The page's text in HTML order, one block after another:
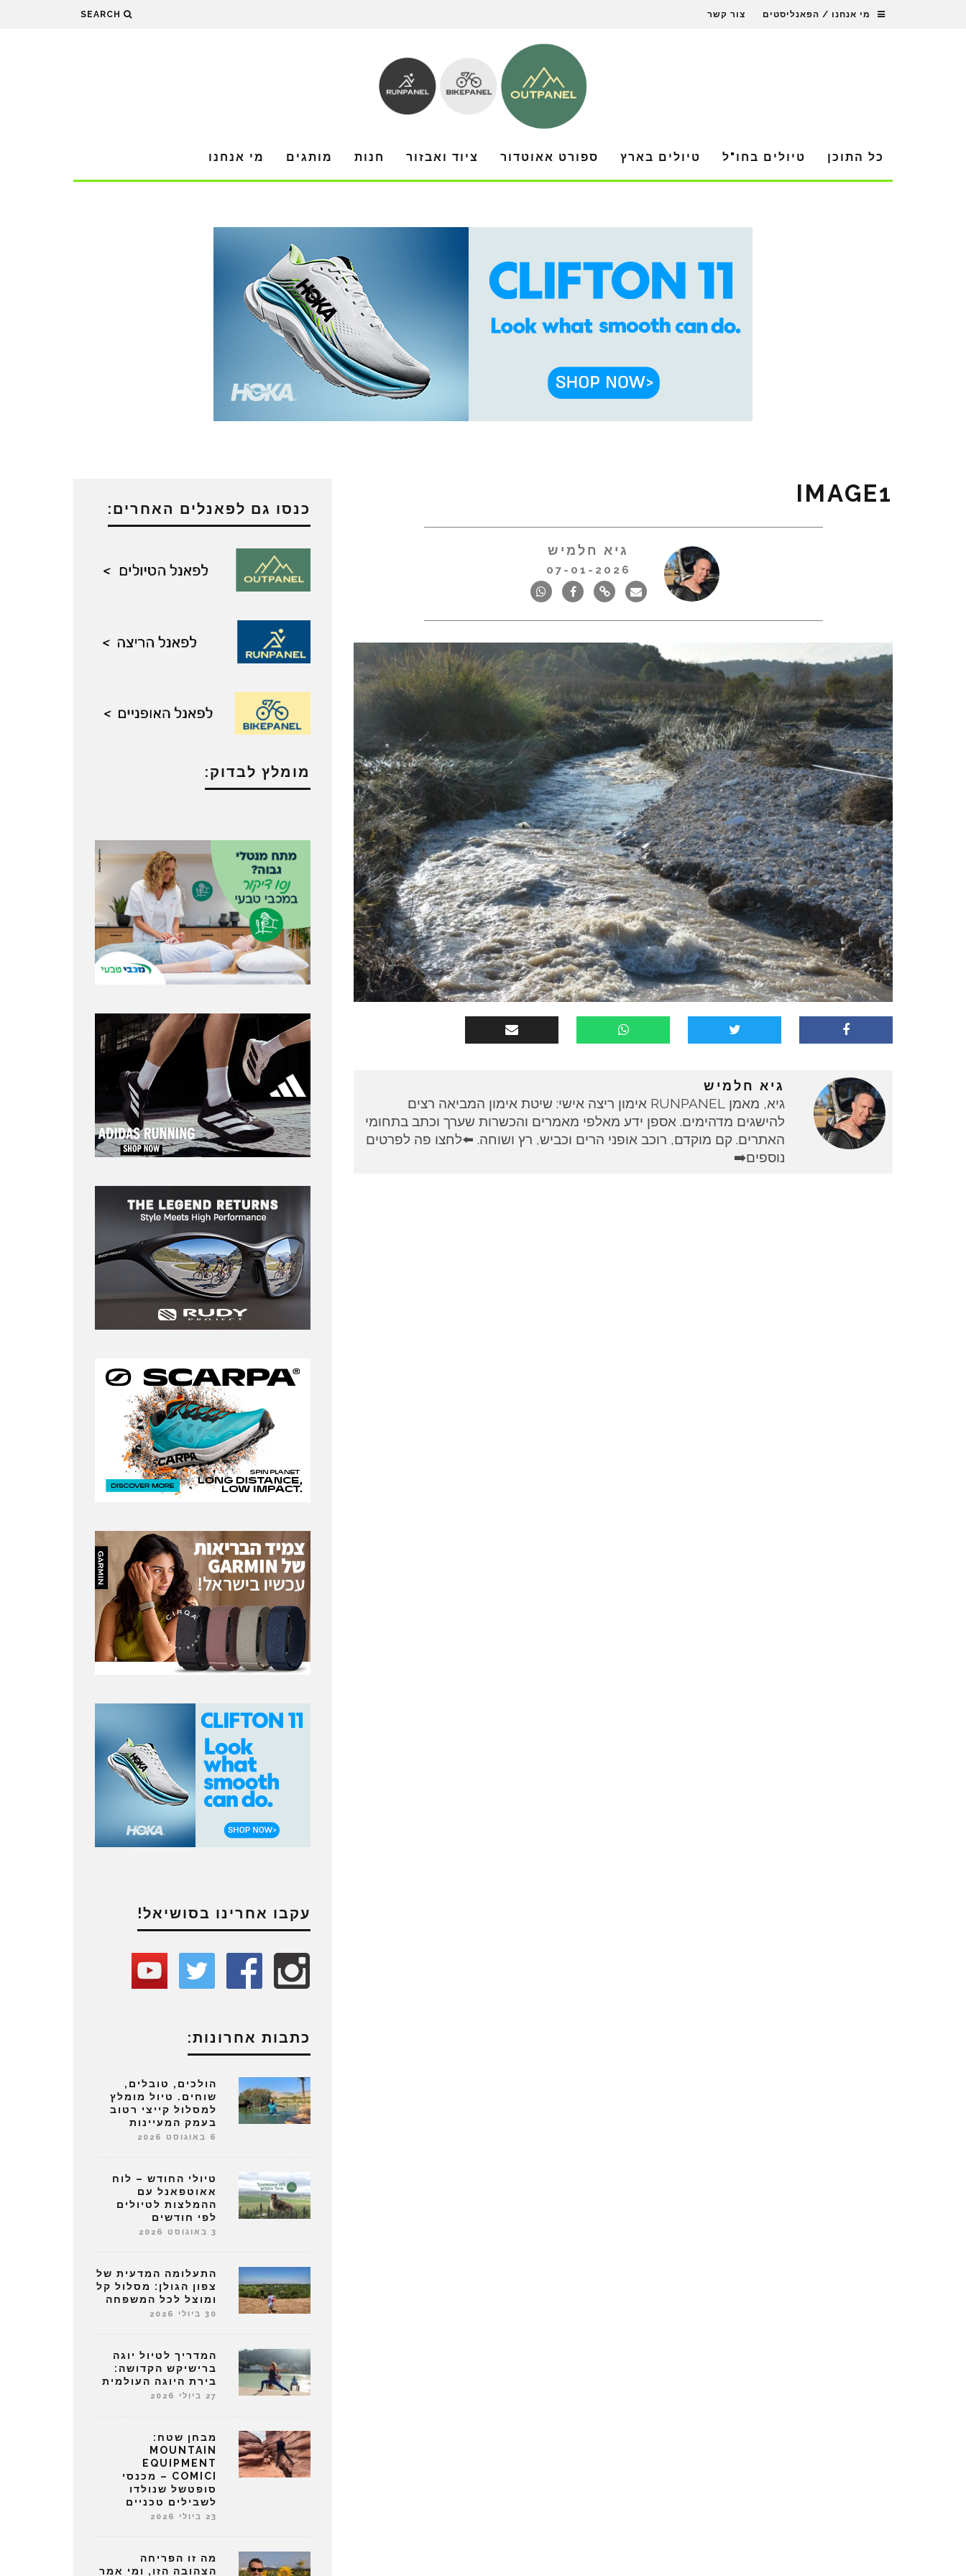
מי אנחנו / הפאנליסטים צור קשר SEARCH
כל התוכן טיולים בחו"ל טיולים בארץ ספורט אאוטדור ציוד ואבזור חנות מותגים מי אנחנו
IMAGE1
גיא חלמיש
07-01-2026
גיא חלמיש
גיא, מאמן RUNPANEL אימון ריצה אישי: שיטת אימון המביאה רצים
להישגים מדהימים. אספן ידע מאלפי מאמרים והכשרות שערך וכתב בתחומי
האתרים. קם מוקדם, רוכב אופני הרים וכביש, רץ ושוחה. ⬅️לחצו פה לפרטים
נוספים➡️
כנסו גם לפאנלים האחרים:
מומלץ לבדוק:
עקבו אחרינו בסושיאל!
כתבות אחרונות:
הולכים, טובלים,
שוחים. טיול מומלץ
למסלול קייצי רטוב
בעמק המעיינות
6 באוגוסט 2026
טיולי החודש – לוח
אאוטפאנל עם
ההמלצות לטיולים
לפי חודשים
3 באוגוסט 2026
התעלומה המדעית של
צפון הגולן: מסלול קל
ומוצל לכל המשפחה
30 ביולי 2026
המדריך לטיול יוגה
ברישיקש הקדושה:
בירת היוגה העולמית
27 ביולי 2026
מבחן שטח:
MOUNTAIN
EQUIPMENT
COMICI – מכנסי
סופטשל שנולדו
לשבילים טכניים
23 ביולי 2026
מה זו הפריחה
הצהובה הזו, ומי אמר